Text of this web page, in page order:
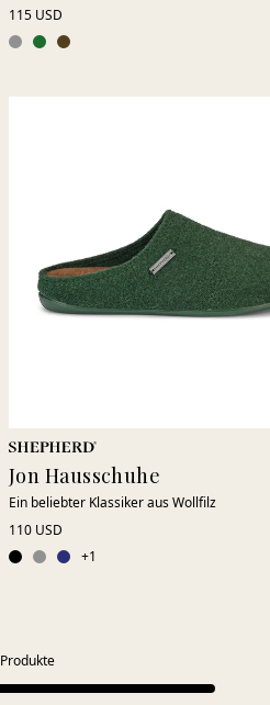
115 USD
Jon Hausschuhe
Ein beliebter Klassiker aus Wollfilz
110 USD
+1
Produkte